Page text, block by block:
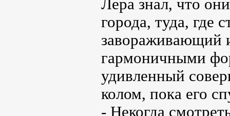
Лера знал, что
города, туда, где
завораживающий
гармоничными
удивленный
колом, пока его
- Некогда